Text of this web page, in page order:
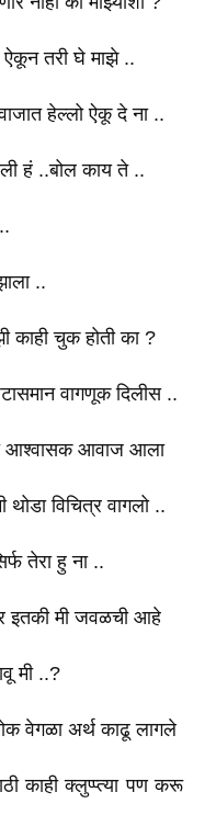
तरी घे माझे ..
हेल्लो ऐकू दे ना ..
हं ..बोल काय ते ..
..
काही चुक होती का ?
वागणूक दिलीस ..
आश्वासक आवाज आला
विचित्र वागलो ..
तेरा हु ना ..
इतकी मी जवळची आहे
मी ..?
वेगळा अर्थ काढू लागले
काही क्लुप्प्त्या पण करू